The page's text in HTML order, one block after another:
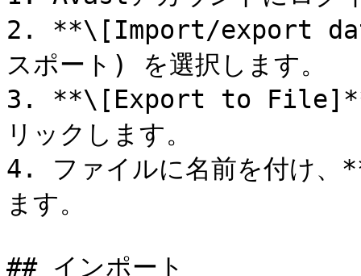
2. **\[Import/export
スポート) を選択します。
3. **\[Export to File]** (
リックします。
4. ファイルに名前を付け
ます。
## インポート